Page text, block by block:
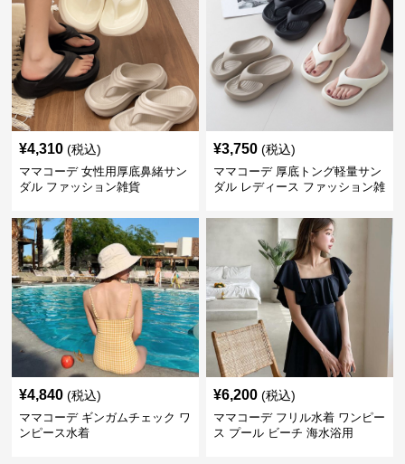
¥4,310 (税込)
ママコーデ 女性用厚底鼻緒サン
ダル ファッション雑貨
¥3,750 (税込)
ママコーデ 厚底トング軽量サン
ダル レディース ファッション雑
¥4,840 (税込)
ママコーデ ギンガムチェック ワ
ンピース水着
¥6,200 (税込)
ママコーデ フリル水着 ワンピー
ス プール ビーチ 海水浴用